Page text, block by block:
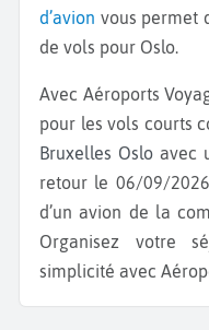
d’avion vous permet
de vols pour Oslo.
Avec Aéroports Voyages, accédez aux meilleurs prix
pour les vols courts
Bruxelles Oslo avec
retour le 06/09/
d’un avion de la
Organisez votre
simplicité avec